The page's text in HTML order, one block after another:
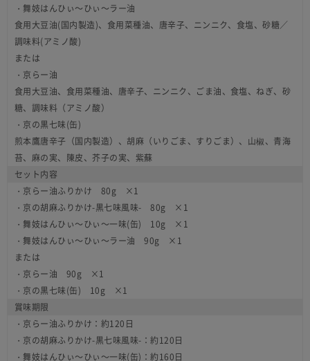
・舞妓はんひぃ～ひぃ～ラー油
食用大豆油(国内製造)、食用菜種油、唐辛子、ニンニク、食塩、砂糖／
調味料(アミノ酸)
または
・京らー油
食用大豆油、食用菜種油、唐辛子、ニンニク、ごま油、食塩、ねぎ、砂
糖、調味料（アミノ酸）
・京の黒七味(缶)
煎本鷹唐辛子（国内製造）、胡麻（いりごま、すりごま）、山椒、青海
苔、麻の実、陳皮、芥子の実、紫蘇
セット内容
・京らー油ふりかけ 80g ×1
・京の胡麻ふりかけ-黒七味風味- 80g ×1
・舞妓はんひぃ～ひぃ～一味(缶) 10g ×1
・舞妓はんひぃ～ひぃ～ラー油 90g ×1
または
・京らー油 90g ×1
・京の黒七味(缶) 10g ×1
賞味期限
・京らー油ふりかけ：約120日
・京の胡麻ふりかけ-黒七味風味-：約120日
・舞妓はんひぃ～ひぃ～一味(缶)：約160日